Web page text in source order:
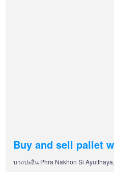
Buy and sell pallet
บางปะอิน Phra Nakhon Si